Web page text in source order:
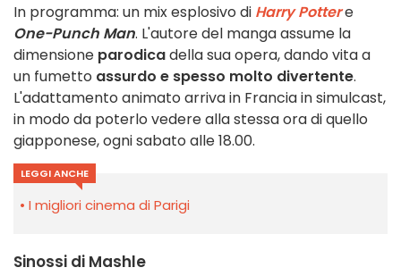
In programma: un mix esplosivo di Harry Pottere
One-Punch Man. L'autore del manga assume la
dimensione parodicadella sua opera, dando vita a
un fumetto assurdo e spesso molto divertente.
L'adattamento animato arriva in Francia in simulcast,
in modo da poterlo vedere alla stessa ora di quello
giapponese, ogni sabato alle 18.00.
LEGGI ANCHE
I migliori cinema di Parigi
Sinossi di Mashle